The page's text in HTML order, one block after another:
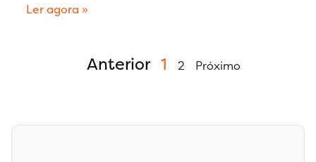
Ler agora »
Anterior 1 2 Próximo